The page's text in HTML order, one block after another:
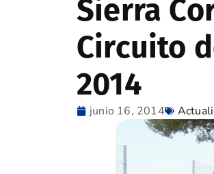
Sierra
Circuito
2014
junio 16, 2014